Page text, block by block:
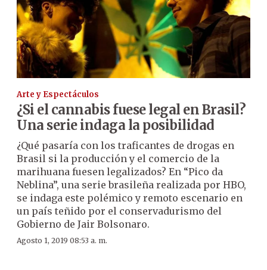
Arte y Espectáculos
¿Si el cannabis fuese legal en Brasil?
Una serie indaga la posibilidad
¿Qué pasaría con los traficantes de drogas en
Brasil si la producción y el comercio de la
marihuana fuesen legalizados? En “Pico da
Neblina”, una serie brasileña realizada por HBO,
se indaga este polémico y remoto escenario en
un país teñido por el conservadurismo del
Gobierno de Jair Bolsonaro.
Agosto 1, 2019 08:53 a. m.